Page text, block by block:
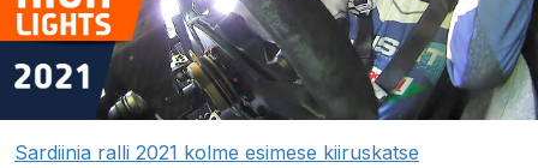
Sardiinia ralli 2021 kolme esimese kiiruskatse